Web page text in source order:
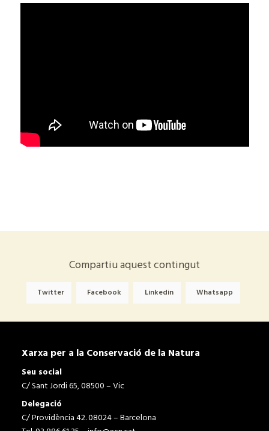
Compartiu aquest contingut
Twitter Facebook Linkedin Whatsapp
Xarxa per a la Conservació de la Natura
Seu social
C/ Sant Jordi 65, 08500 – Vic
Delegació
C/ Providència 42. 08024 – Barcelona